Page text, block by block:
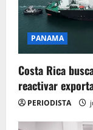
PANAMA
Costa Rica
reactivar
PERIODISTA